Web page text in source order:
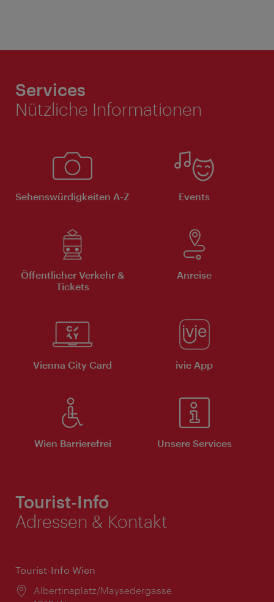
Services
Nützliche Informationen
Sehenswürdigkeiten A-Z Events
Öffentlicher Verkehr &
Tickets
Anreise
Vienna City Card ivie App
Wien Barrierefrei Unsere Services
Tourist-Info
Adressen & Kontakt
Tourist-Info Wien
Ort:
Albertinaplatz/Maysedergasse